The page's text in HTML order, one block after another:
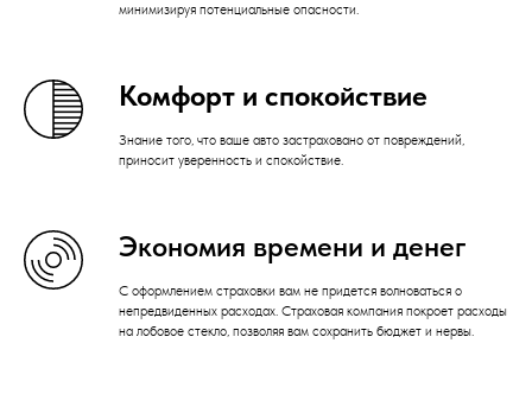
минимизируя потенциальные опасности.
Комфорт и спокойствие
Знание того, что ваше авто застраховано от повреждений,
приносит уверенность и спокойствие.
Экономия времени и денег
С оформлением страховки вам не придется волноваться о
непредвиденных расходах. Страховая компания покроет расходы
на лобовое стекло, позволяя вам сохранить бюджет и нервы.